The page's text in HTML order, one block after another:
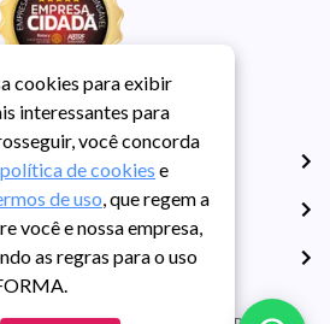
Uso
cookies para exibir
interessantes para
você concorda
política de cookies e
de uso, que regem a
você e nossa empresa,
as regras para o uso